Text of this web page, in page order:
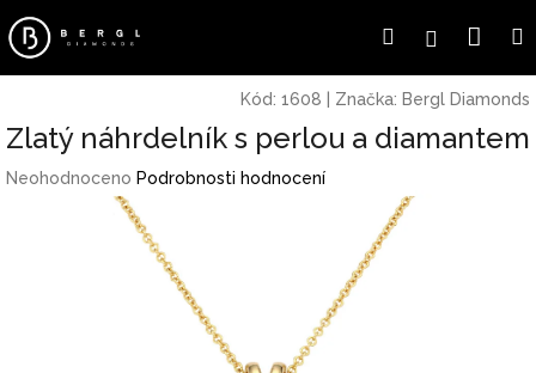
na
obsah
HledatPřihlášení
Kód: 1608 Značka: Bergl Diamonds
Zlatý náhrdelník s perlou a diamantem
Průměrné
Neohodnoceno Podrobnosti hodnocení